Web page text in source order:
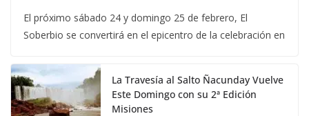
El próximo sábado 24 y domingo 25 de febrero, El
Soberbio se convertirá en el epicentro de la celebración en
La Travesía al Salto Ñacunday Vuelve
Este Domingo con su 2ª Edición
Misiones